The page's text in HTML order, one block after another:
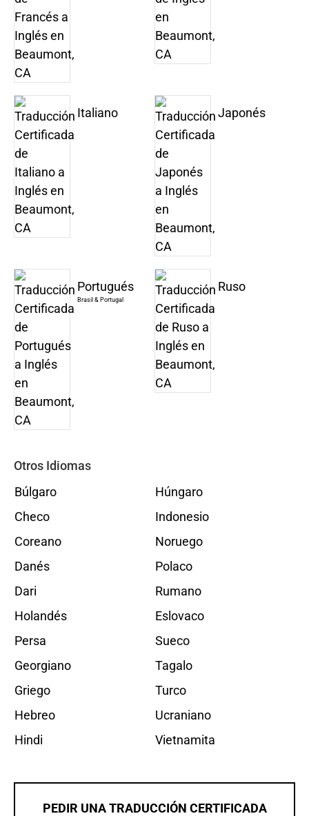
Italiano Japonés
Portugués
Brasil & Portugal
Ruso
Otros Idiomas
Búlgaro
Checo
Coreano
Danés
Dari
Holandés
Persa
Georgiano
Griego
Hebreo
Hindi
Húngaro
Indonesio
Noruego
Polaco
Rumano
Eslovaco
Sueco
Tagalo
Turco
Ucraniano
Vietnamita
PEDIR UNA TRADUCCIÓN CERTIFICADA